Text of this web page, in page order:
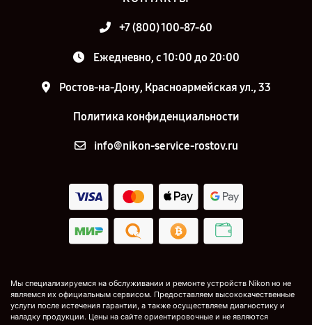
+7 (800) 100-87-60
Ежедневно, с 10:00 до 20:00
Ростов-на-Дону, Красноармейская ул., 33
Политика конфиденциальности
info@nikon-service-rostov.ru
Мы специализируемся на обслуживании и ремонте устройств Nikon но не
являемся их официальным сервисом. Предоставляем высококачественные
услуги после истечения гарантии, а также осуществляем диагностику и
наладку продукции. Цены на сайте ориентировочные и не являются